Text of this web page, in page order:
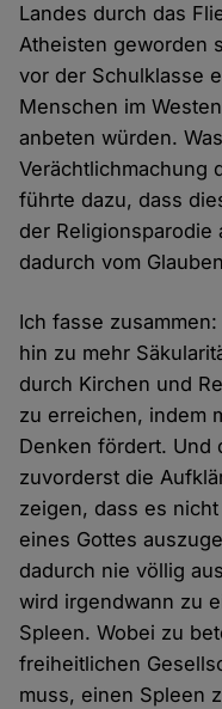
Landes durch das
Atheisten geworden
vor der Schulklasse
Menschen im
anbeten würden.
Verächtlichmachung
führte dazu, dass
der
dadurch vom
Ich fasse
hin zu mehr
durch Kirchen und
zu erreichen, indem
Denken fördert. Und
zuvorderst die
zeigen, dass es
eines Gottes
dadurch nie völlig
wird irgendwann zu
Spleen. Wobei zu
freiheitlichen
muss, einen Spleen